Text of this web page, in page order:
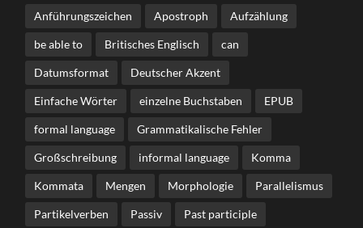
Anführungszeichen Apostroph Aufzählung
be able to Britisches Englisch can
Datumsformat Deutscher Akzent
Einfache Wörter einzelne Buchstaben EPUB
formal language Grammatikalische Fehler
Großschreibung informal language Komma
Kommata Mengen Morphologie Parallelismus
Partikelverben Passiv Past participle